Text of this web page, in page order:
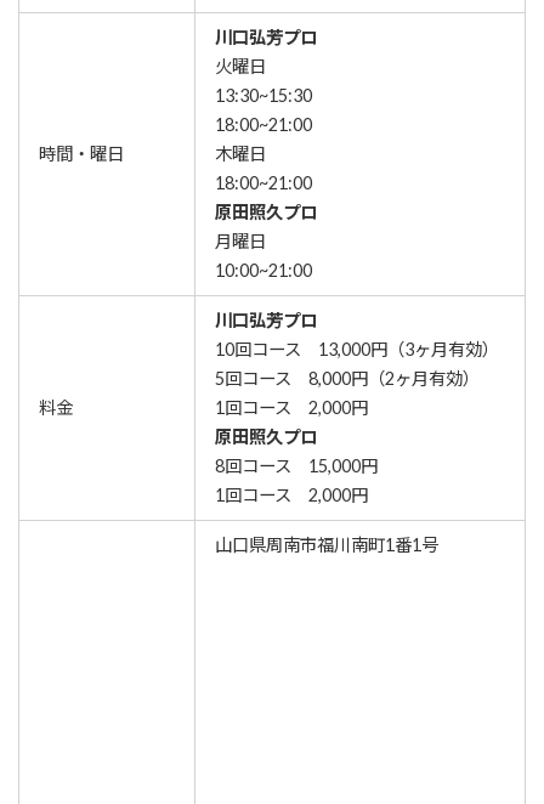
時間・曜日
川口弘芳プロ
火曜日
13:30~15:30
18:00~21:00
木曜日
18:00~21:00
原田照久プロ
月曜日
10:00~21:00
料金
川口弘芳プロ
10回コース 13,000円（3ヶ月有効）
5回コース 8,000円（2ヶ月有効）
1回コース 2,000円
原田照久プロ
8回コース 15,000円
1回コース 2,000円
山口県周南市福川南町1番1号